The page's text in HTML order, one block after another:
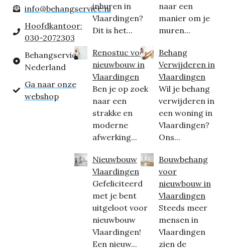
info@behangservice.nl
Hoofdkantoor:
030-2072303
Behangservice
Nederland
Ga naar onze
webshop
inhuren in
Vlaardingen?
Dit is het...
Renostuc voor
nieuwbouw in
Vlaardingen
Ben je op zoek
naar een
strakke en
moderne
afwerking...
Nieuwbouw
Vlaardingen
Gefeliciteerd
met je bent
uitgeloot voor
nieuwbouw
Vlaardingen!
Een nieuw...
naar een
manier om je
muren...
Behang
Verwijderen in
Vlaardingen
Wil je behang
verwijderen in
een woning in
Vlaardingen?
Ons...
Bouwbehang
voor
nieuwbouw in
Vlaardingen
Steeds meer
mensen in
Vlaardingen
zien de